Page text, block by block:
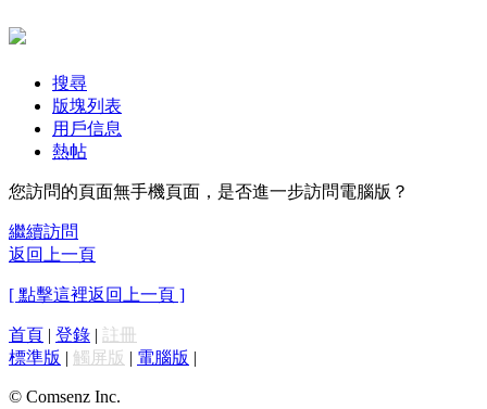
搜尋
版塊列表
用戶信息
熱帖
您訪問的頁面無手機頁面，是否進一步訪問電腦版？
繼續訪問
返回上一頁
[ 點擊這裡返回上一頁 ]
首頁 | 登錄 | 註冊
標準版 | 觸屏版 | 電腦版 |
© Comsenz Inc.